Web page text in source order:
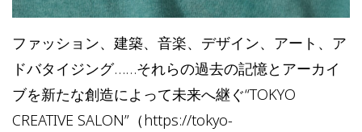
ファッション、建築、音楽、デザイン、アート、ア
ドバタイジング……それらの過去の記憶とアーカイ
ブを新たな創造によって未来へ継ぐ“TOKYO
CREATIVE SALON”（https://tokyo-